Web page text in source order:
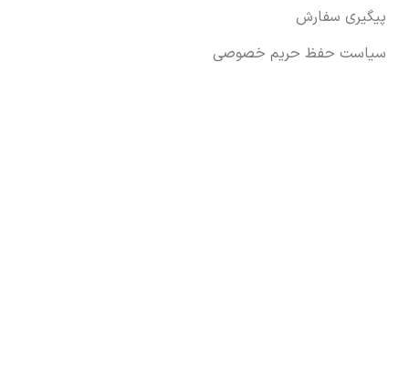
پیگیری سفارش
سیاست حفظ حریم خصوصی